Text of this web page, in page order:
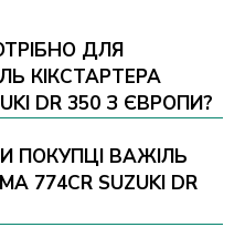
ДЛЯ
КІКСТАРТЕРА
DR 350 З ЄВРОПИ?
ПОКУПЦІ ВАЖІЛЬ
774CR SUZUKI DR